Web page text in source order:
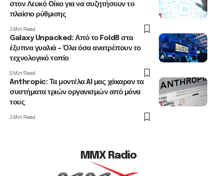
στον Λευκό Οίκο για να συζητήσουν το
πλαίσιο ρύθμισης
2 Min Read
Galaxy Unpacked: Από το Fold8 στα
έξυπνα γυαλιά – Όλα όσα ανατρέπουν το
τεχνολογικό τοπίο
8 Min Read
Anthropic: Τα μοντέλα AI μας χάκαραν τα
συστήματα τριών οργανισμών από μόνα
τους
2 Min Read
MMX Radio